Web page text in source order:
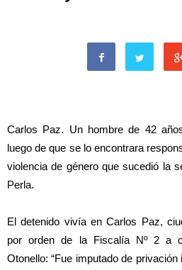
Carlos Paz. Un hombre de 42
luego de que se lo encontrara
violencia de género que sucedió la
Perla.
El detenido vivía en Carlos Paz,
por orden de la Fiscalía Nº 2 a
Otonello: “Fue imputado de